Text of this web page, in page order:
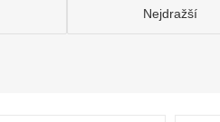
Nejdražší